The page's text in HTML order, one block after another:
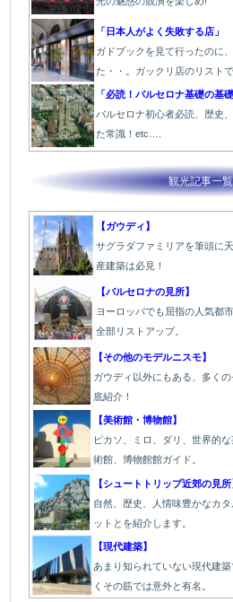
「日本人がよく失敗する店」
ガドブックを見て行ったのに
た・・。ガックリ店のリスト
「必読！バルセロナ基礎の基礎
バルセロナ初心者必読、歴史
た常識！etc….
観光記事一覧
【ガウディ】
サグラダファミリアを筆頭に
産建築は必見！
【バルセロナの見所】
ヨーロッパでも屈指の人気都
全部リストアップ。
【その他のモデルニスモ】
ガウディ以外にもある、多く
底紹介！
【美術館・博物館】
ピカソ、ミロ、ダリ、世界的
術館、博物館館ガイド。
【シュートトリップ近郊の見所
自然、歴史、人情味豊かなカ
ットとを紹介します。
【現代建築】
あまり知られていない現代建
くその筋では意外と有名。